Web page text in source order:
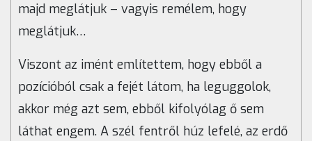
majd meglátjuk – vagyis remélem, hogy
meglátjuk…
Viszont az imént említettem, hogy ebből a
pozícióból csak a fejét látom, ha leguggolok,
akkor még azt sem, ebből kifolyólag ő sem
láthat engem. A szél fentről húz lefelé, az erdő